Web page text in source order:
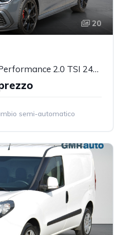
20
Volkswagen Golf GTI Performance 2.0 TSI 245 CV IQ.LIGHT MATRIX 23.293KM
semi-automatico